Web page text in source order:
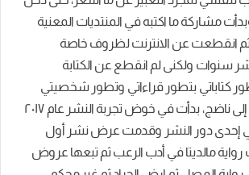
مشاركة ما اكتبه في المنتديات المعنية
انقطعت عن الانترنت لظروف خاصة
سنوات ولكنى لم انقطع عن الكتابة
كتاباتي بتطور قراءاتي وتطور شخصيتي
إلىناضج، بدأتفي
خوض تجربة النشر عام ٢٠١٧
إحدىدور النشر وقدمت عرض نشر أول
رواية مالديتا في أدب الرعب ثم تبعها عروض